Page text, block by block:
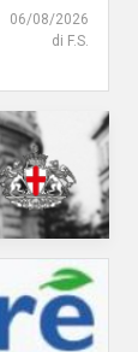
06/08/2026
di F.S.